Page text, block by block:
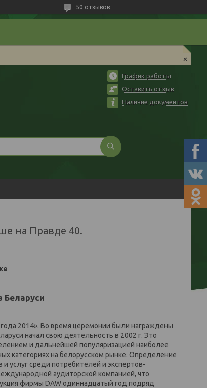
50 отзывов
График работы
Оставить отзыв
Наличие документов
на Правде 40.
2014». Во время церемонии были награждены
начал свою деятельность в 2002 г. Это
и дальнейшей популяризацией наиболее
категориях на белорусском рынке. Определение
услуг среди потребителей и экспертов-
аудиторской компанией, что
фирмы DAW одиннадцатый год подряд